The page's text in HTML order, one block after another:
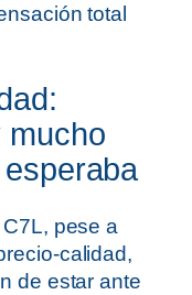
total
mucho
pese a
calidad,
de estar ante